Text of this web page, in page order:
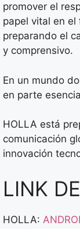
promover el
papel vital en
preparando el
y comprensivo.
En un mundo
en parte
HOLLA está
comunicación
innovación
LINK
HOLLA: